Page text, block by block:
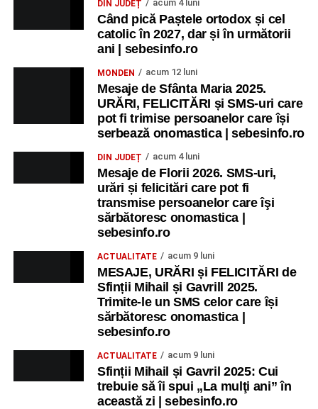
DIN JUDEȚ acum 4 luni
Când pică Paștele ortodox și cel
catolic în 2027, dar și în următorii
ani | sebesinfo.ro
MONDEN acum 12 luni
Mesaje de Sfânta Maria 2025.
URĂRI, FELICITĂRI și SMS-uri care
pot fi trimise persoanelor care își
serbează onomastica | sebesinfo.ro
DIN JUDEȚ acum 4 luni
Mesaje de Florii 2026. SMS-uri,
urări și felicitări care pot fi
transmise persoanelor care îşi
sărbătoresc onomastica |
sebesinfo.ro
ACTUALITATE acum 9 luni
MESAJE, URĂRI și FELICITĂRI de
Sfinții Mihail și Gavrill 2025.
Trimite-le un SMS celor care își
sărbătoresc onomastica |
sebesinfo.ro
ACTUALITATE acum 9 luni
Sfinții Mihail și Gavril 2025: Cui
trebuie să îi spui „La mulţi ani” în
această zi | sebesinfo.ro